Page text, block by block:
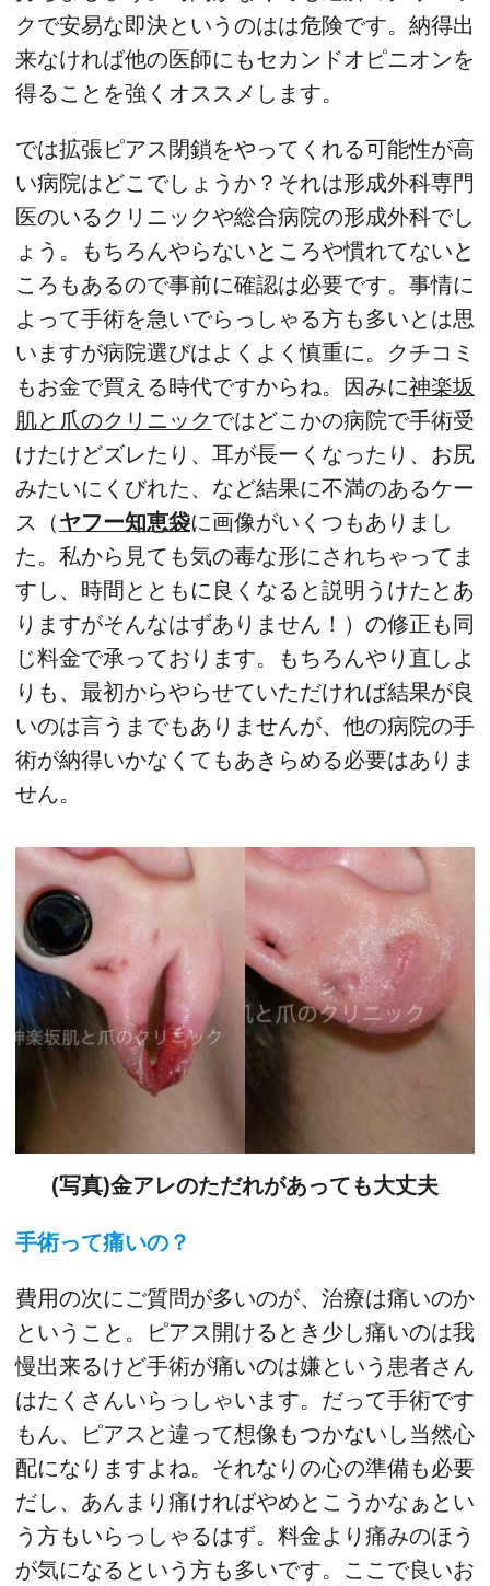
クで安易な即決というのはは危険です。納得出
来なければ他の医師にもセカンドオピニオンを
得ることを強くオススメします。
では拡張ピアス閉鎖をやってくれる可能性が高
い病院はどこでしょうか？それは形成外科専門
医のいるクリニックや総合病院の形成外科でし
ょう。もちろんやらないところや慣れてないと
ころもあるので事前に確認は必要です。事情に
よって手術を急いでらっしゃる方も多いとは思
いますが病院選びはよくよく慎重に。クチコミ
もお金で買える時代ですからね。因みに神楽坂
肌と爪のクリニックではどこかの病院で手術受
けたけどズレたり、耳が長ーくなったり、お尻
みたいにくびれた、など結果に不満のあるケー
ス（ヤフー知恵袋に画像がいくつもありまし
た。私から見ても気の毒な形にされちゃってま
すし、時間とともに良くなると説明うけたとあ
りますがそんなはずありません！）の修正も同
じ料金で承っております。もちろんやり直しよ
りも、最初からやらせていただければ結果が良
いのは言うまでもありませんが、他の病院の手
術が納得いかなくてもあきらめる必要はありま
せん。
(写真)金アレのただれがあっても大丈夫
手術って痛いの？
費用の次にご質問が多いのが、治療は痛いのか
ということ。ピアス開けるとき少し痛いのは我
慢出来るけど手術が痛いのは嫌という患者さん
はたくさんいらっしゃいます。だって手術です
もん、ピアスと違って想像もつかないし当然心
配になりますよね。それなりの心の準備も必要
だし、あんまり痛ければやめとこうかなぁとい
う方もいらっしゃるはず。料金より痛みのほう
が気になるという方も多いです。ここで良いお